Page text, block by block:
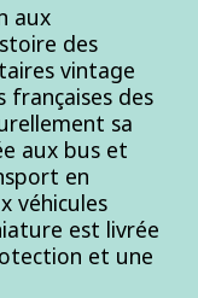
aux
des
vintage
des
sa
aux bus et
en
véhicules
est livrée
et une